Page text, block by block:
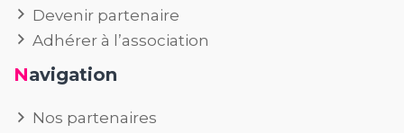
Devenir partenaire
Adhérer à l’association
Navigation
Nos partenaires